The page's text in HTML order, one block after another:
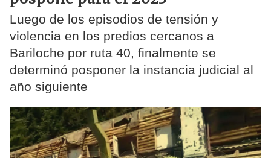
Luego de los episodios de tensión y
violencia en los predios cercanos a
Bariloche por ruta 40, finalmente se
determinó posponer la instancia judicial al
año siguiente